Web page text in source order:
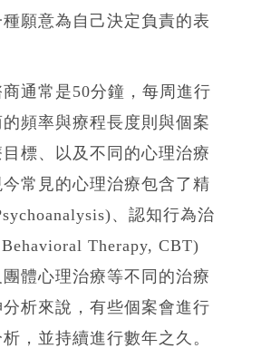
願意為自己決定負責的表
通常是50分鐘，每周進行
頻率與療程長度則與個案
標、以及不同的心理治療
常見的心理治療包含了精
、認知行為治
Therapy, CBT)
體心理治療等不同的治療
析來說，有些個案會進行
，並持續進行數年之久。